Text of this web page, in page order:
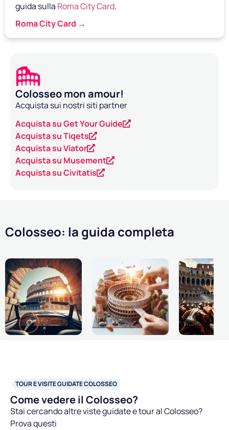
guida sulla Roma City Card.
Roma City Card →
Colosseo mon amour!
Acquista sui nostri siti partner
Acquista su Get Your Guide
Acquista su Tiqets
Acquista su Viator
Acquista su Musement
Acquista su Civitatis
Colosseo: la guida completa
metro, treno
d'acquisto
TOUR E VISITE GUIDATE COLOSSEO
Come vedere il Colosseo?
Stai cercando altre viste guidate e tour al Colosseo?
Prova questi